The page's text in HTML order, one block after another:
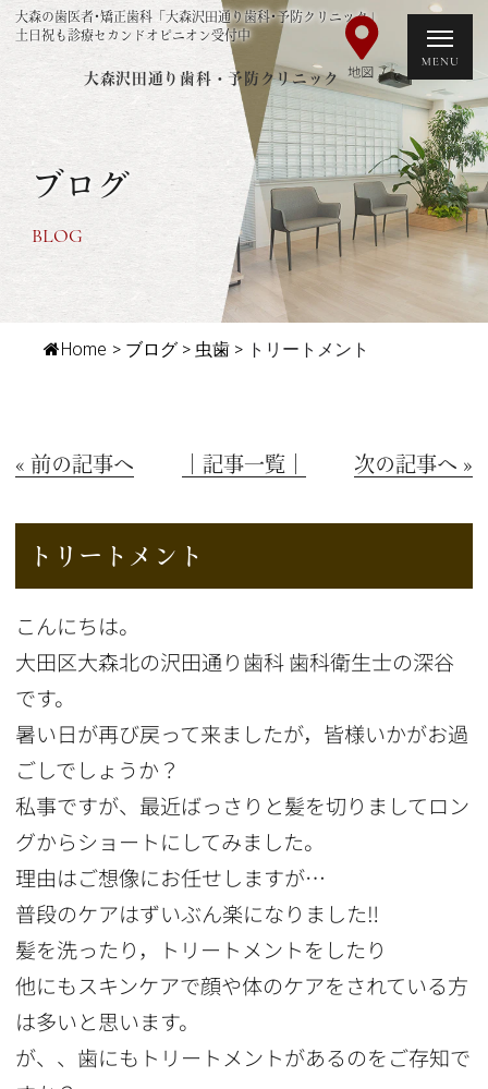
大森の歯医者･矯正歯科「大森沢田通り歯科･予防クリニック」
土日祝も診療セカンドオピニオン受付中
大森沢田通り歯科・予防クリニック
ブログ
BLOG
Home > ブログ > 虫歯 > トリートメント
« 前の記事へ │記事一覧│ 次の記事へ »
トリートメント
こんにちは。
大田区大森北の沢田通り歯科 歯科衛生士の深谷
です。
暑い日が再び戻って来ましたが，皆様いかがお過
ごしでしょうか？
私事ですが、最近ばっさりと髪を切りましてロン
グからショートにしてみました。
理由はご想像にお任せしますが⋯
普段のケアはずいぶん楽になりました‼️
髪を洗ったり，トリートメントをしたり
他にもスキンケアで顔や体のケアをされている方
は多いと思います。
が、、歯にもトリートメントがあるのをご存知で